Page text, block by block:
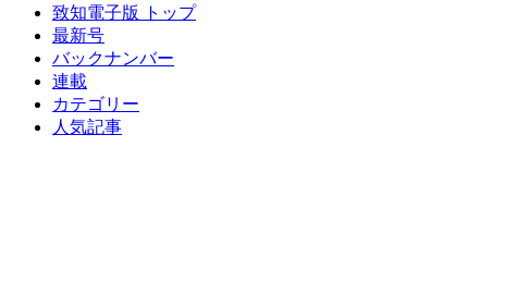
致知電子版 トップ
最新号
バックナンバー
連載
カテゴリー
人気記事